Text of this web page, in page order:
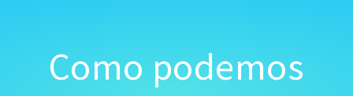
Como podemos